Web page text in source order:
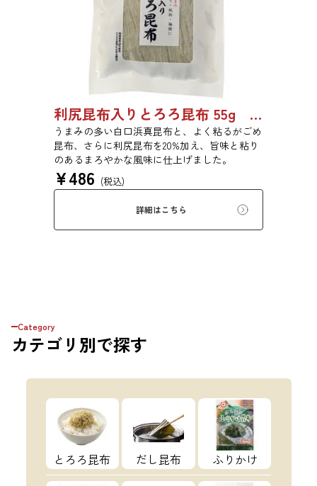
利尻昆布入りとろろ昆布 55g 単品 5袋セット 20袋セット 1842
うまみの多い白口浜真昆布と、よく粘るがごめ
昆布、さらに利尻昆布を20%加え、旨味と粘り
のあるまろやかな風味に仕上げました。
¥486 (税込)
詳細はこちら
Category
カテゴリ 別で探す
とろろ昆布 だし昆布 ふりかけ